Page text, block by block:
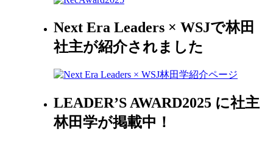
Next Era Leaders × WSJで林田
社主が紹介されました
LEADER’S AWARD2025 に社主
林田学が掲載中！